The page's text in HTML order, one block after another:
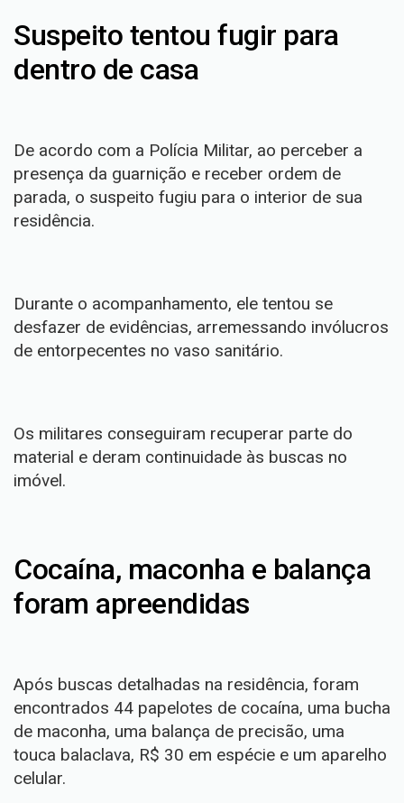
Suspeito tentou fugir para
dentro de casa
De acordo com a Polícia Militar, ao perceber a
presença da guarnição e receber ordem de
parada, o suspeito fugiu para o interior de sua
residência.
Durante o acompanhamento, ele tentou se
desfazer de evidências, arremessando invólucros
de entorpecentes no vaso sanitário.
Os militares conseguiram recuperar parte do
material e deram continuidade às buscas no
imóvel.
Cocaína, maconha e balança
foram apreendidas
Após buscas detalhadas na residência, foram
encontrados 44 papelotes de cocaína, uma bucha
de maconha, uma balança de precisão, uma
touca balaclava, R$ 30 em espécie e um aparelho
celular.